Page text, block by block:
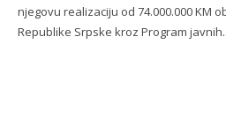
njegovu realizaciju od 74.000.000 KM
Republike Srpske kroz Program